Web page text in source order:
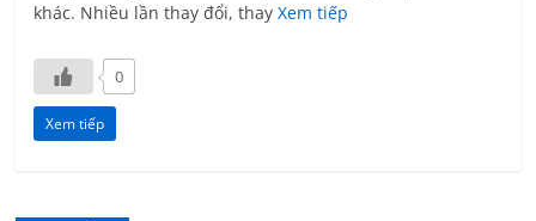
khác. Nhiều lần thay đổi, thayXem tiếp
0
Xem tiếp